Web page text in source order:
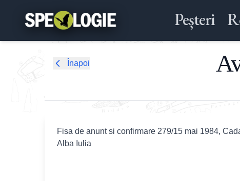
Peșteri
Înapoi
Fisa de anunt si confirmare 279/15 mai 1984,
Alba Iulia